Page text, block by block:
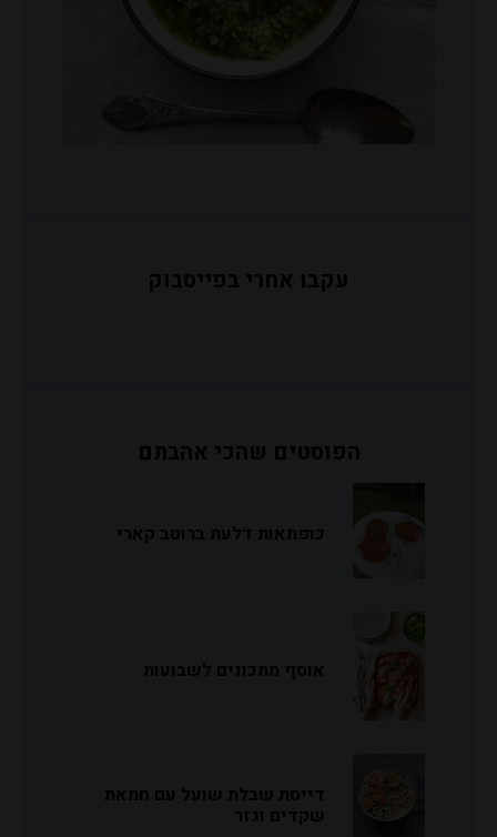
עקבו אחרי בפייסבוק
הפוסטים שהכי אהבתם
כופתאות דלעת ברוטב קארי
אוסף מתכונים לשבועות
דייסת שבלת שועל עם חמאת
שקדים וגזר